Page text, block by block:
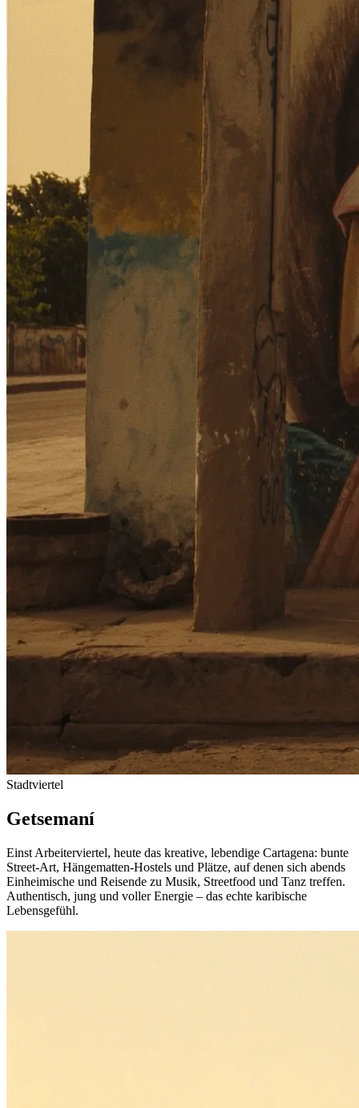
Stadtviertel
Getsemaní
Einst Arbeiterviertel, heute das kreative, lebendige Cartagena: bunte
Street-Art, Hängematten-Hostels und Plätze, auf denen sich abends
Einheimische und Reisende zu Musik, Streetfood und Tanz treffen.
Authentisch, jung und voller Energie – das echte karibische
Lebensgefühl.